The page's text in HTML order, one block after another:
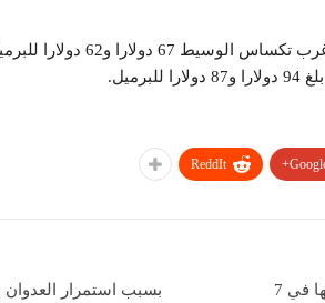
ويرجحون أن يبلغ متوسط سعري خامي
ReddIt
أسعار الذهب تتراجع لتقترب من أدنى مستوى لها في 7
بسبب استمرار العدوان